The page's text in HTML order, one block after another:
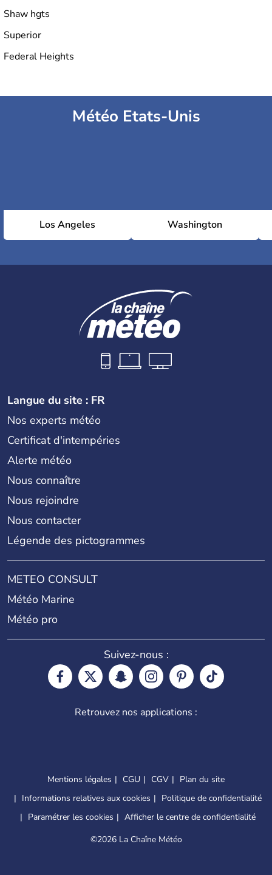
Shaw hgts
Superior
Federal Heights
Météo Etats-Unis
Los Angeles Washington
Langue du site : FR
Nos experts météo
Certificat d'intempéries
Alerte météo
Nous connaître
Nous rejoindre
Nous contacter
Légende des pictogrammes
METEO CONSULT
Météo Marine
Météo pro
Suivez-nous :
Retrouvez nos applications :
Mentions légales CGU CGV
Plan du site
Informations relatives aux cookies
Politique de confidentialité
Paramétrer les cookies
Afficher le centre de confidentialité
©2026 La Chaîne Météo